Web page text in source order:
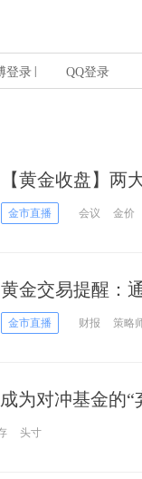
登录 QQ登录
【黄金收盘】两
预期过于鹰派了
金市直播 会议 金价
黄金交易提醒：
金市直播 财报 策略
为对冲基金的“
预期过度鹰派
头寸